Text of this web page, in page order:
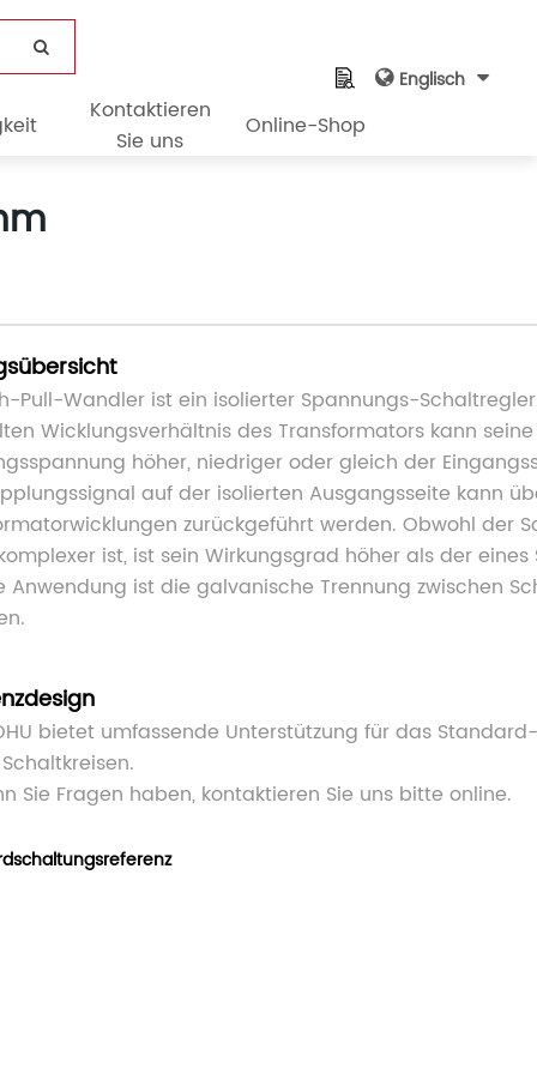
Kontaktieren
Sie uns
Online-Shop
Englisch
Pull-Wandler ist ein isolierter Spannungs-
Wicklungsverhältnis des Transformators kann seine
höher, niedriger oder gleich der
auf der isolierten Ausgangsseite kann
zurückgeführt werden. Obwohl der
ist, ist sein Wirkungsgrad höher als der eines
Anwendung ist die galvanische Trennung zwischen
bietet umfassende Unterstützung für das
Sie Fragen haben, kontaktieren Sie uns bitte online.